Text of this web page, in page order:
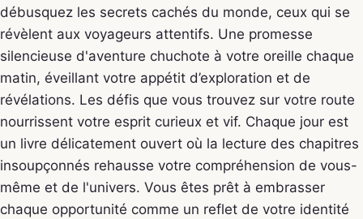
débusquez les secrets cachés du monde, ceux qui se
révèlent aux voyageurs attentifs. Une promesse
silencieuse d'aventure chuchote à votre oreille chaque
matin, éveillant votre appétit d’exploration et de
révélations. Les défis que vous trouvez sur votre route
nourrissent votre esprit curieux et vif. Chaque jour est
un livre délicatement ouvert où la lecture des chapitres
insoupçonnés rehausse votre compréhension de vous-
même et de l'univers. Vous êtes prêt à embrasser
chaque opportunité comme un reflet de votre identité